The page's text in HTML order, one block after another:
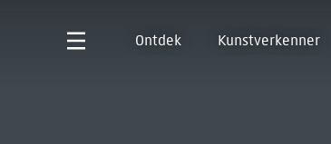
Ontdek Kunstverkenner